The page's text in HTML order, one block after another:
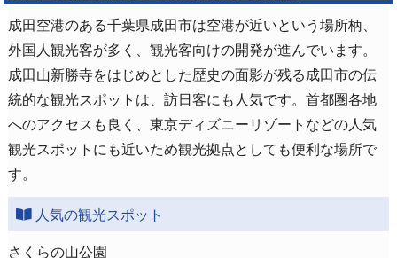
成田空港のある千葉県成田市は空港が近いという場所柄、
外国人観光客が多く、観光客向けの開発が進んでいます。
成田山新勝寺をはじめとした歴史の面影が残る成田市の伝
統的な観光スポットは、訪日客にも人気です。首都圏各地
へのアクセスも良く、東京ディズニーリゾートなどの人気
観光スポットにも近いため観光拠点としても便利な場所で
す。
人気の観光スポット
さくらの山公園